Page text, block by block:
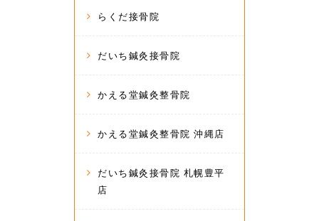
らくだ接骨院
だいち鍼灸接骨院
かえる堂鍼灸整骨院
かえる堂鍼灸整骨院 沖縄店
だいち鍼灸接骨院 札幌豊平
店